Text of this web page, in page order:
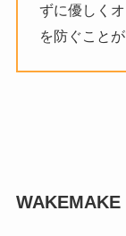
ずに優しく
を防ぐこと
WAKEMAKE